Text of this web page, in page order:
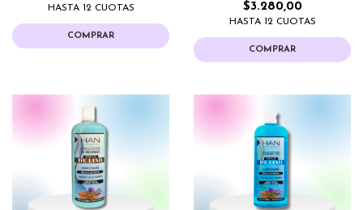
HASTA 12 CUOTAS
COMPRAR
$3.280,00
HASTA 12 CUOTAS
COMPRAR